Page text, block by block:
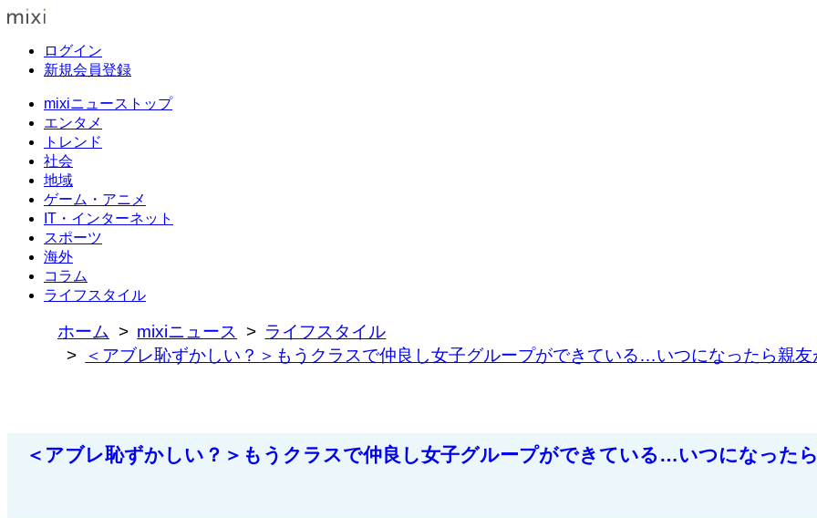
ログイン
新規会員登録
mixiニューストップ
エンタメ
トレンド
社会
地域
ゲーム・アニメ
IT・インターネット
スポーツ
海外
コラム
ライフスタイル
ホーム mixiニュース
ライフスタイル
＜アブレ恥ずかしい？＞もうクラスで仲良し女子グループができている…いつになったら親
＜アブレ恥ずかしい？＞もうクラスで仲良し女子グループができている…いつになった